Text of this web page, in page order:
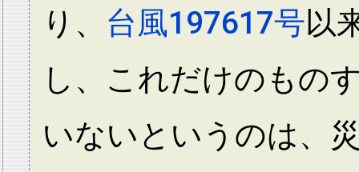
り、 台風197617号以
し、これだけのもの
いないというのは、